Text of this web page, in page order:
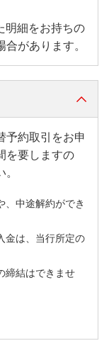
明細をお持ちの
があります。
予約取引をお申
を要しますの
、中途解約ができ
金は、当行所定の
締結はできませ